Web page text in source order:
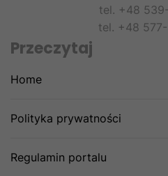
tel. +48
tel. +48
Przeczytaj
Home
Polityka prywatności
Regulamin portalu